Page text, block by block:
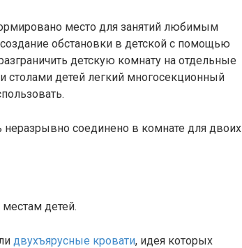
место для занятий любимым
обстановки в детской с помощью
детскую комнату на отдельные
детей легкий многосекционный
соединено в комнате для двоих
детей.
двухъярусные кровати, идея которых